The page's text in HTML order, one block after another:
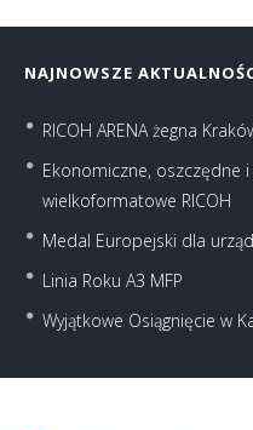
NAJNOWSZE
RICOH ARENA żegna
Ekonomiczne, oszczędne
wielkoformatowe RICOH
Medal Europejski dla
Linia Roku A3 MFP
Wyjątkowe Osiągnięcie w